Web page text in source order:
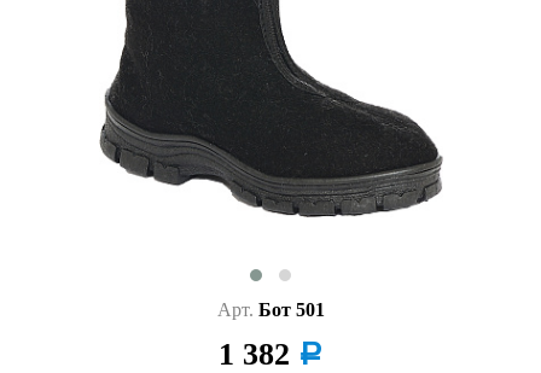
Арт. Бот 501
1 382 a